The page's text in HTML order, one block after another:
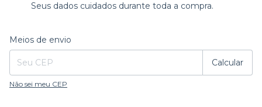
Seus dados cuidados durante toda a compra.
Entregas para o CEP:
Meios de envio
Calcular
Não sei meu CEP